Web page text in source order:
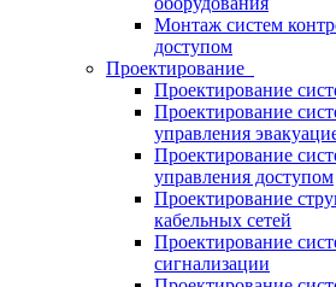
Монтаж систем
доступом
Проектирование
Проектирование
Проектирование
управления
Проектирование
управления доступом
Проектирование
кабельных сетей
Проектирование
сигнализации